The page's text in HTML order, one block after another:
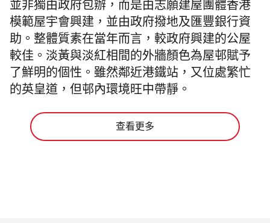
並非獨由政府包辦，而是由志願建屋團體香港
模範屋宇會興建，並由政府撥地及匯豐銀行資
助。整體質素在當年而言，較政府興建的公屋
較佳。淡黃與淡紅相間的外牆顏色為屋邨賦予
了鮮明的個性。雖然鄰近港鐵站，又位處繁忙
的英皇道，但邨內環境旺中帶靜。
查看更多